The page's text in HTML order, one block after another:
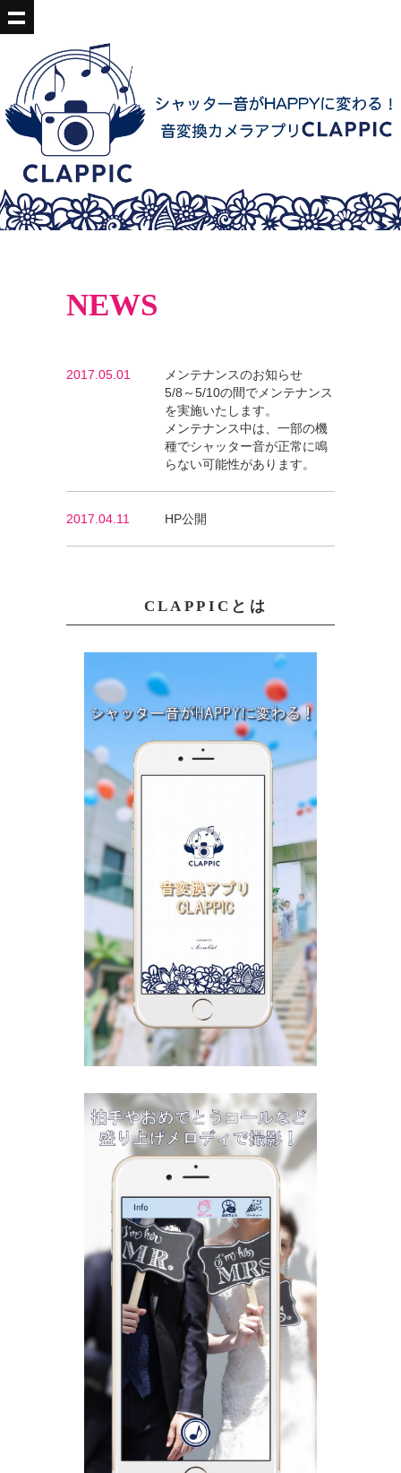
NEWS
2017.05.01
メンテナンスのお知らせ
5/8～5/10の間でメンテナンス
を実施いたします。
メンテナンス中は、一部の機
種でシャッター音が正常に鳴
らない可能性があります。
2017.04.11 HP公開
CLAPPICとは